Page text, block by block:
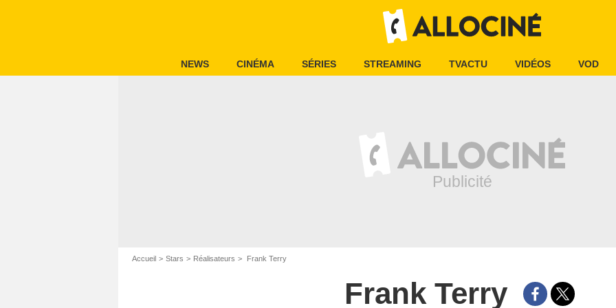
NEWS CINÉMA SÉRIES STREAMING TVACTU VIDÉOS VOD
Accueil Stars Réalisateurs Frank Terry
Frank Terry